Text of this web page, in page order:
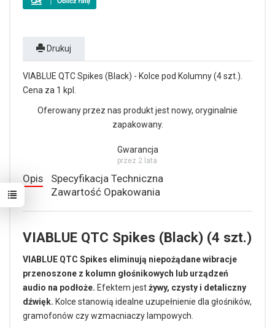
Drukuj
VIABLUE QTC Spikes (Black) - Kolce pod Kolumny (4 szt.).
Cena za 1 kpl.
Oferowany przez nas produkt jest nowy, oryginalnie
zapakowany.
Gwarancja
przez 2 lata
Opis
Specyfikacja Techniczna
Zawartość Opakowania
VIABLUE QTC Spikes (Black) (4 szt.)
VIABLUE QTC Spikes eliminują niepożądane wibracje
przenoszone z kolumn głośnikowych lub urządzeń
audio na podłoże. Efektem jestżywy, czysty i detaliczny
dźwięk. Kolce stanowią idealne uzupełnienie dla głośników,
gramofonów czy wzmacniaczy lampowych.